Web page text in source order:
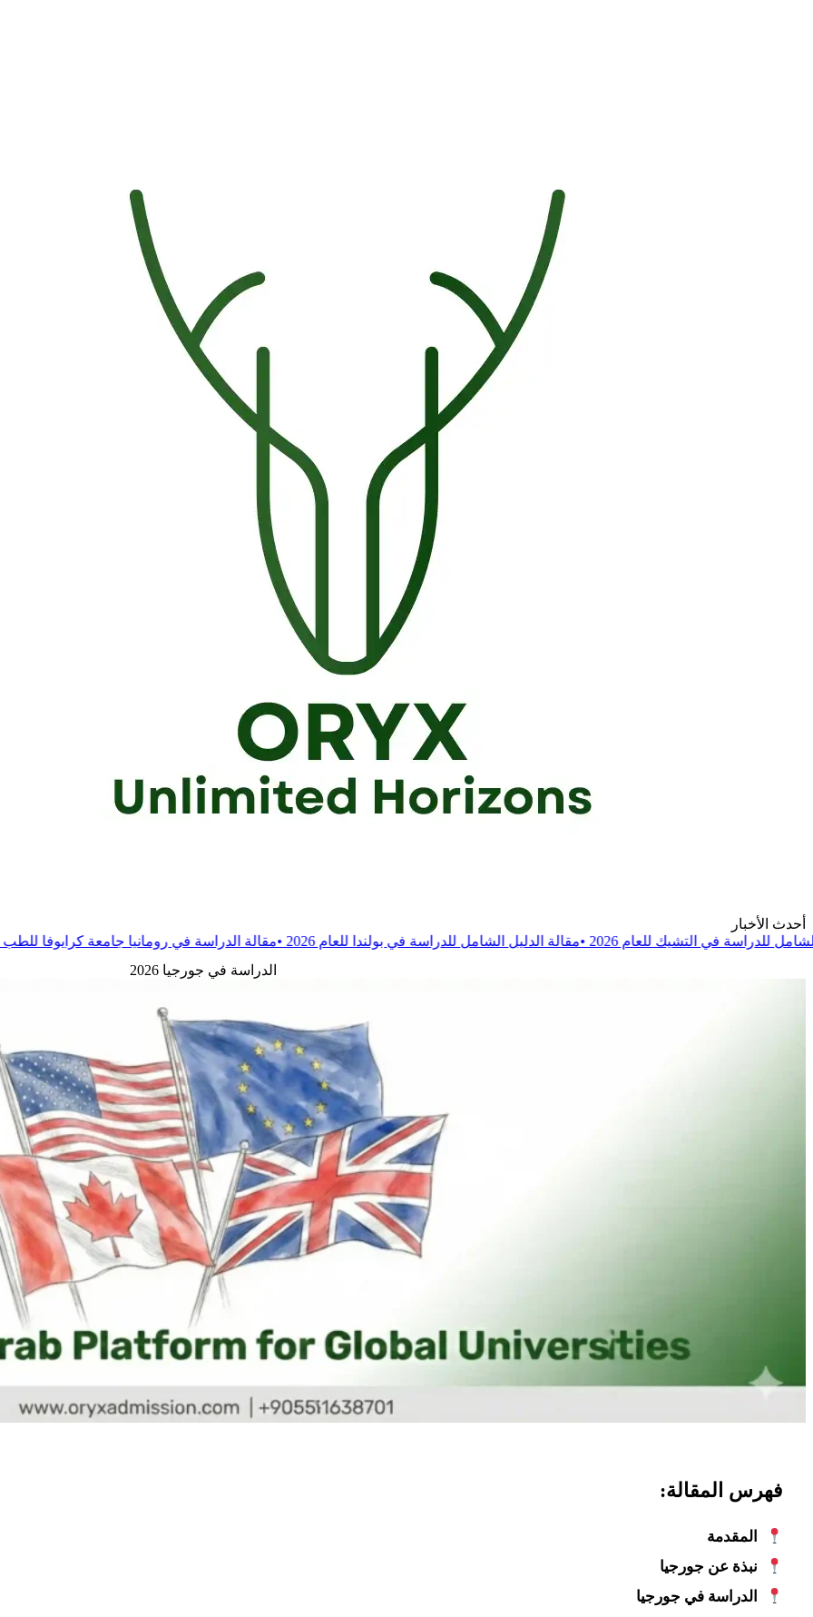
أحدث الأخبار
للعام 2026
•مقالة الدليل الشامل للدراسة في بولندا للعام 2026 • مقالة الدراسة في رومانيا جامعة كرايوفا للطب والصيدلة •مقالة
الدراسة في جورجيا 2026
فهرس المقالة:
المقدمة
نبذة عن جورجيا
الدراسة في جورجيا